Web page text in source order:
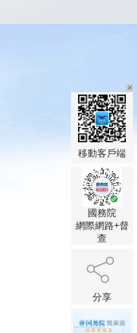
移動客戶端
國務院
網際網路+督
查
分享